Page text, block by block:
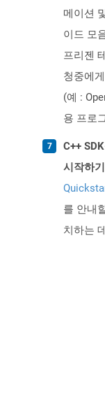
메이션
이드 모
프리젠
청중에
(예 :
용 프로
C++
시작하
를 안내
치하는